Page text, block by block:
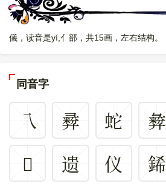
儀，读音是yí,亻部，共15画，左右结构。
同音字
乁 彛 蛇 彜
𡬐
遗 仪 䤭